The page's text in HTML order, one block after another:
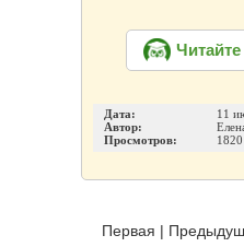
Дата:
11
Автор:
Просмотров:
1820
Первая |